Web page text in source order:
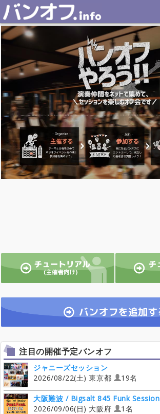
注目の開催予定バンオフ
ジャニーズセッション
2026/08/22(土) 東京都
19名
大阪難波 / Bigsalt 845 Funk Session
2026/09/06(日) 大阪府
1名